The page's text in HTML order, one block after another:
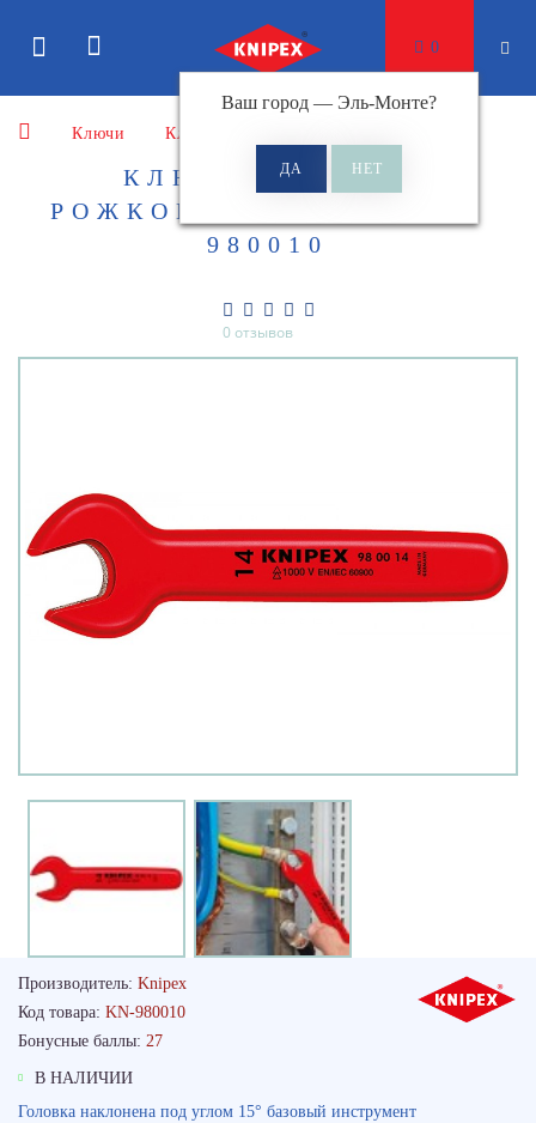
Ваш город — Эль-Монте?
0
Ключи Ключи рожковые гаечные
КЛЮЧ ГАЕЧНЫЙ
РОЖКОВЫЙ KNIPEX KN-
980010
0 отзывов
Производитель: Knipex
Код товара: KN-980010
Бонусные баллы: 27
В НАЛИЧИИ
Головка наклонена под углом 15° базовый инструмент